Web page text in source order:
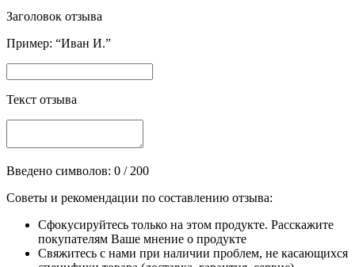
Заголовок отзыва
Пример: “Иван И.”
Текст отзыва
Введено символов: 0 / 200
Советы и рекомендации по составлению отзыва:
Сфокусируйтесь только на этом продукте. Расскажите
покупателям Ваше мнение о продукте
Свяжитесь с нами при наличии проблем, не касающихся